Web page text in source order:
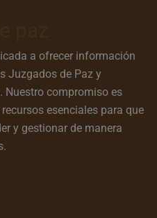
a ofrecer información
Juzgados de Paz y
Nuestro compromiso es
esenciales para que
y gestionar de manera